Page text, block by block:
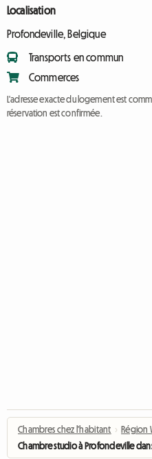
Localisation
Profondeville, Belgique
Transports en commun
Commerces
L'adresse exacte du logement est
réservation est confirmée.
Chambres chez l'habitant › Région
Chambre studio à Profondeville